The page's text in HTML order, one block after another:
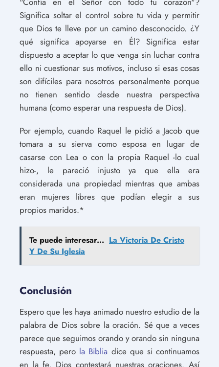
Significa soltar el control sobre tu vida y permitir
que Dios te lleve por un camino desconocido. ¿Y
qué significa apoyarse en Él? Significa estar
dispuesto a aceptar lo que venga sin luchar contra
ello ni cuestionar sus motivos, incluso si esas cosas
son difíciles para nosotros personalmente porque
no tienen sentido desde nuestra perspectiva
humana (como esperar una respuesta de Dios).
Por ejemplo, cuando Raquel le pidió a Jacob que
tomara a su sierva como esposa en lugar de
casarse con Lea o con la propia Raquel -lo cual
hizo-, le pareció injusto ya que ella era
considerada una propiedad mientras que ambas
eran mujeres libres que podían elegir a sus
propios maridos.*
Te puede interesar... La Victoria De Cristo
Y De Su Iglesia
Conclusión
Espero que les haya animado nuestro estudio de la
palabra de Dios sobre la oración. Sé que a veces
parece que seguimos orando y orando sin ninguna
respuesta, pero la Biblia dice que si continuamos
en la fe, Dios contestará nuestras oraciones. Así